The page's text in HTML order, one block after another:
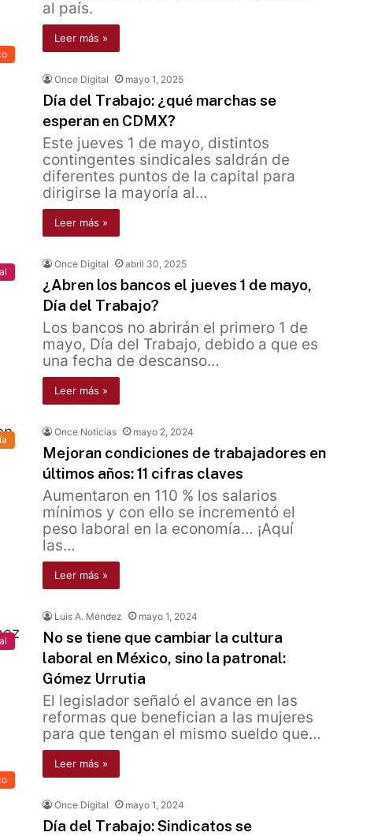
al país.
Leer más »
Once Digital mayo 1, 2025
Día del Trabajo: ¿qué marchas se
esperan en CDMX?
Este jueves 1 de mayo, distintos
contingentes sindicales saldrán de
diferentes puntos de la capital para
dirigirse la mayoría al…
Leer más »
Once Digital abril 30, 2025
¿Abren los bancos el jueves 1 de mayo,
Día del Trabajo?
Los bancos no abrirán el primero 1 de
mayo, Día del Trabajo, debido a que es
una fecha de descanso…
Leer más »
Once Noticias mayo 2, 2024
Mejoran condiciones de trabajadores en
últimos años: 11 cifras claves
Aumentaron en 110 % los salarios
mínimos y con ello se incrementó el
peso laboral en la economía… ¡Aquí
las…
Leer más »
Luis A. Méndez mayo 1, 2024
No se tiene que cambiar la cultura
laboral en México, sino la patronal:
Gómez Urrutia
El legislador señaló el avance en las
reformas que benefician a las mujeres
para que tengan el mismo sueldo que…
Leer más »
Once Digital mayo 1, 2024
Día del Trabajo: Sindicatos se